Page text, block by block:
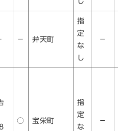
－ 弁天町
指
定
な
し
－
○ 宝栄町
指
定
な
－